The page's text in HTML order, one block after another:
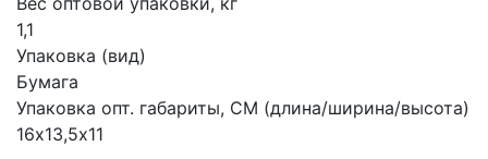
1,1
Упаковка (вид)
Бумага
Упаковка опт. габариты, СМ (длина/ширина/высота)
16х13,5х11